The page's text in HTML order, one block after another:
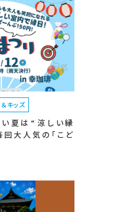
キッズ
夏は“涼しい縁
大人気の「こど